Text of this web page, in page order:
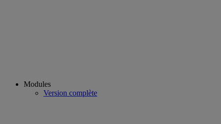
Modules
Version complète